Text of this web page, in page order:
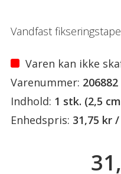
Vandfast fikseringstape
Varen kan ikke
Varenummer: 206882
Indhold: 1 stk. (2,5
Enhedspris: 31,75 kr